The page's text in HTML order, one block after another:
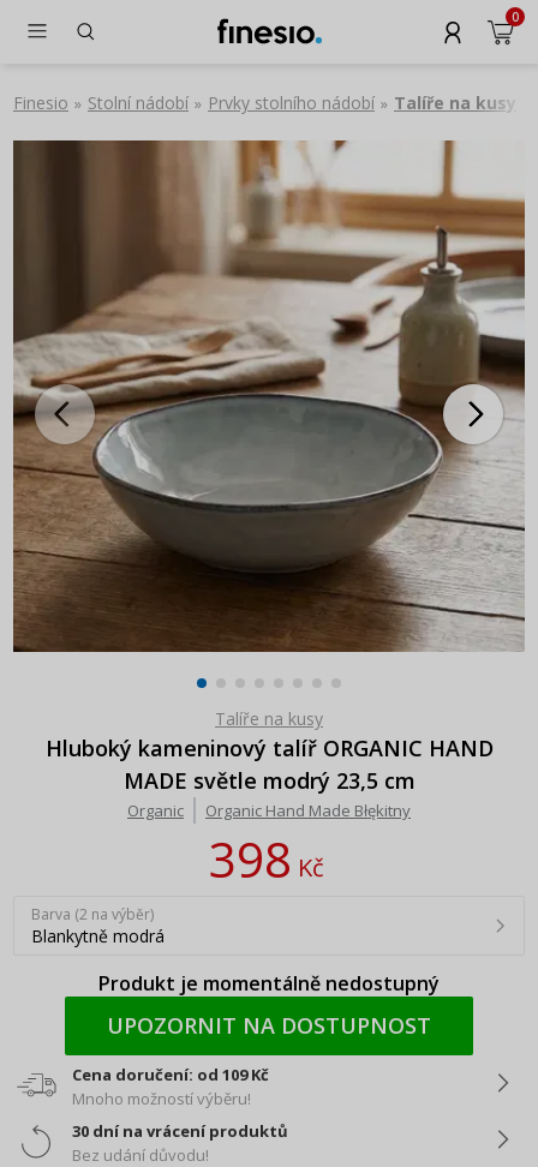
0
Finesio » Stolní nádobí » Prvky stolního nádobí » Talíře na kusy
Talíře na kusy
Hluboký kameninový talíř ORGANIC HAND
MADE světle modrý 23,5 cm
Organic Organic Hand Made Błękitny
398Kč
Barva (2 na výběr)
Blankytně modrá
Produkt je momentálně nedostupný
UPOZORNIT NA DOSTUPNOST
Cena doručení: od 109 Kč
Mnoho možností výběru!
30 dní na vrácení produktů
Bez udání důvodu!